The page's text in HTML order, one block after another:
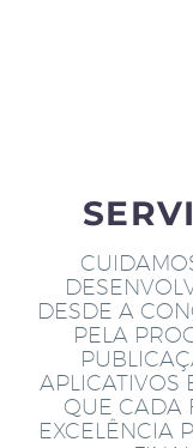
DESDE A
PELA
APLICATIVOS
QUE CADA
EXCELÊNCIA